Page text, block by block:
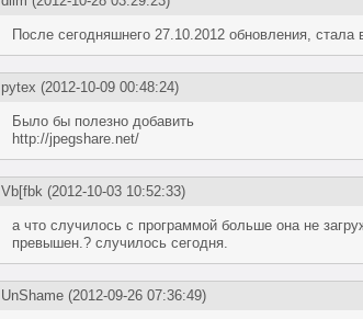
После сегодняшнего 27.10.2012 обновления,
pytex (2012-10-09 00:48:24)
Было бы полезно добавить
http://jpegshare.net/
Vb[fbk (2012-10-03 10:52:33)
а что случилось с программой больше она не
превышен.? случилось сегодня.
UnShame (2012-09-26 07:36:49)